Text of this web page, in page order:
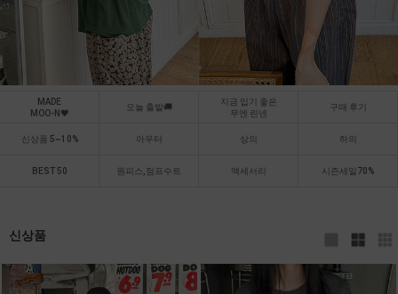
MADE
MOO-N🖤
오늘 출발🚚
지금 입기 좋은
무엔 린넨
구매 후기
신상품 5~10% 아우터 상의 하의
BEST 50 원피스,점프수트 액세서리 시즌세일70%
신상품